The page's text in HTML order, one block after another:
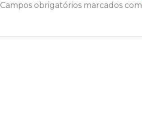
Campos obrigatórios marcados com